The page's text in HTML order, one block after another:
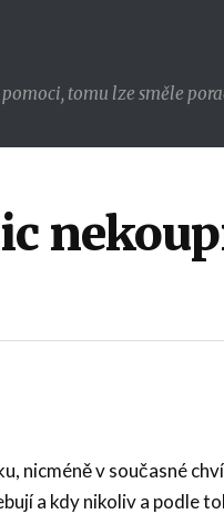
tomu lze směle
nicméně v současné
a kdy nikoliv a podle